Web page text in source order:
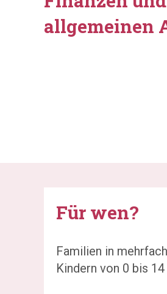
allgemeinen
Für wen?
Familien in
Kindern von 0 bis